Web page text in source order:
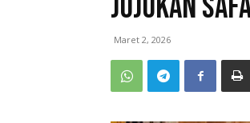
Maret 2, 2026